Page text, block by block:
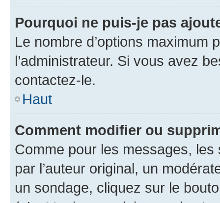
Pourquoi ne puis-je pas
Le nombre d’options maximum
l’administrateur. Si vous avez
contactez-le.
Haut
Comment modifier ou
Comme pour les messages,
par l’auteur original, un
un sondage, cliquez sur le